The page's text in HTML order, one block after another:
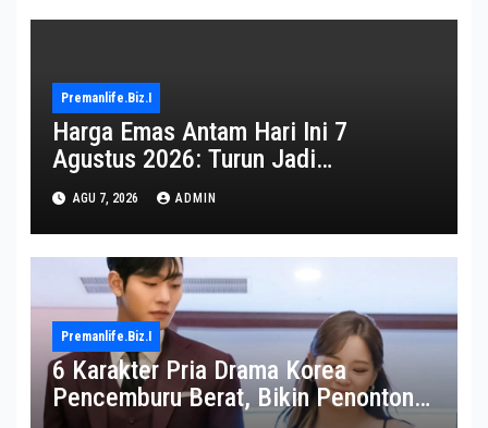
Premanlife.biz.i
Harga Emas Antam Hari Ini 7
Agustus 2026: Turun Jadi
Rp2.650.000
AGU 7, 2026 ADMIN
Premanlife.biz.i
6 Karakter Pria Drama Korea
Pencemburu Berat, Bikin Penonton